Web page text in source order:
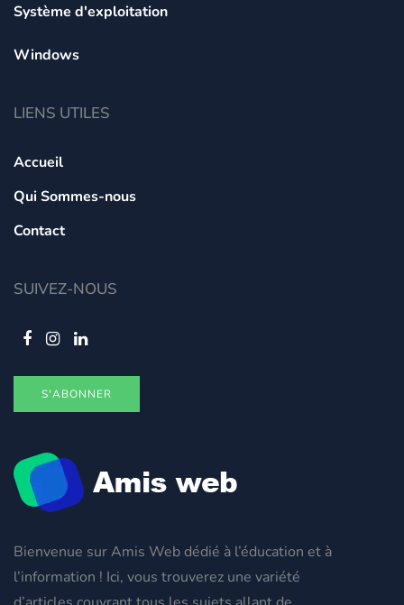
Bienvenue sur Amis Web dédié à l’éducation et à
l’information ! Ici, vous trouverez une variété
Système d'exploitation
Windows
LIENS UTILES
Accueil
Qui Sommes-nous
Contact
SUIVEZ-NOUS
S'ABONNER